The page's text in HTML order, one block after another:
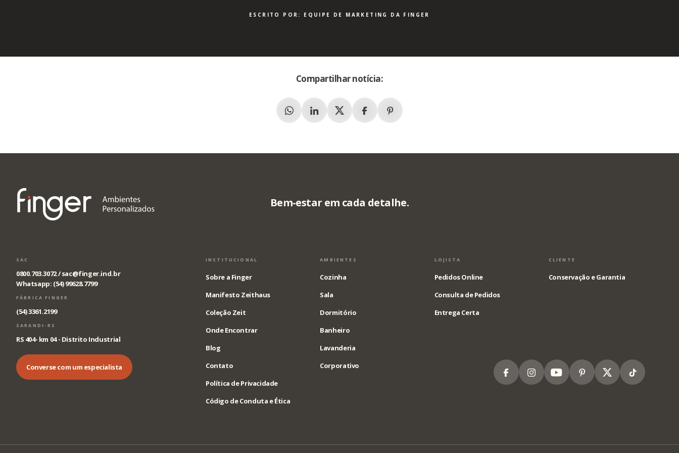
ESCRITO POR: EQUIPE DE MARKETING DA FINGER
Compartilhar notícia:
WhatsappLinkedinX (Twitter)FacebookPinterest
Bem-estar em cada detalhe.
SAC
0800.703.3072 /sac@finger.ind.br
Whatsapp: (54) 99628.7799
FÁBRICA FINGER
(54) 3361.2199
SARANDI-RS
RS 404- km 04 - Distrito Industrial
Converse com um especialista
INSTITUCIONAL
Sobre a Finger
Manifesto Zeithaus
Coleção Zeit
Onde Encontrar
Blog
Contato
Política de Privacidade
Código de Conduta e Ética
AMBIENTES
Cozinha
Sala
Dormitório
Banheiro
Lavanderia
Corporativo
LOJISTA
Pedidos Online
Consulta de Pedidos
Entrega Certa
CLIENTE
Conservação e Garantia
FacebookInstagram
YoutubePinterest
X Tiktok